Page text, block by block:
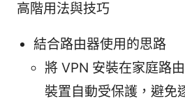
高階用法與技巧
結合路由器使用的思路
將 VPN 安裝在家庭路
裝置自動受保護，避免